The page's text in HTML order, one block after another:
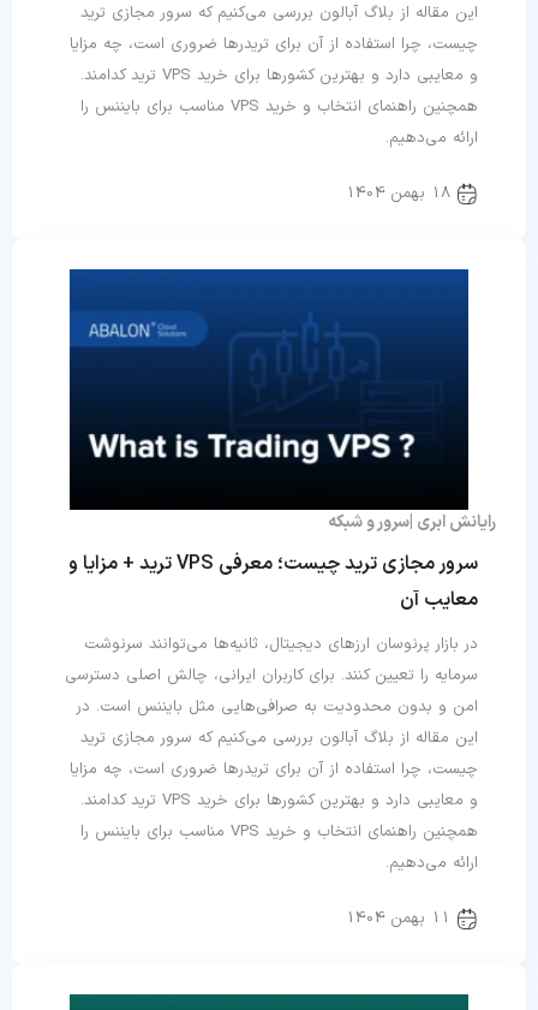
این مقاله از بلاگ آبالون بررسی می‌کنیم که سرور مجازی ترید
چیست، چرا استفاده از آن برای تریدرها ضروری است، چه مزایا
و معایبی دارد و بهترین کشورها برای خرید VPS ترید کدامند.
همچنین راهنمای انتخاب و خرید VPS مناسب برای بایننس را
ارائه می‌دهیم.
18 بهمن 1404
سرور مجازی ترید چیست؛ معرفی VPS ترید + مزایا و
معایب آن
در بازار پرنوسان ارزهای دیجیتال، ثانیه‌ها می‌توانند سرنوشت
سرمایه را تعیین کنند. برای کاربران ایرانی، چالش اصلی دسترسی
امن و بدون محدودیت به صرافی‌هایی مثل بایننس است. در
این مقاله از بلاگ آبالون بررسی می‌کنیم که سرور مجازی ترید
چیست، چرا استفاده از آن برای تریدرها ضروری است، چه مزایا
و معایبی دارد و بهترین کشورها برای خرید VPS ترید کدامند.
همچنین راهنمای انتخاب و خرید VPS مناسب برای بایننس را
ارائه می‌دهیم.
رایانش ابری سرور و شبکه
11 بهمن 1404